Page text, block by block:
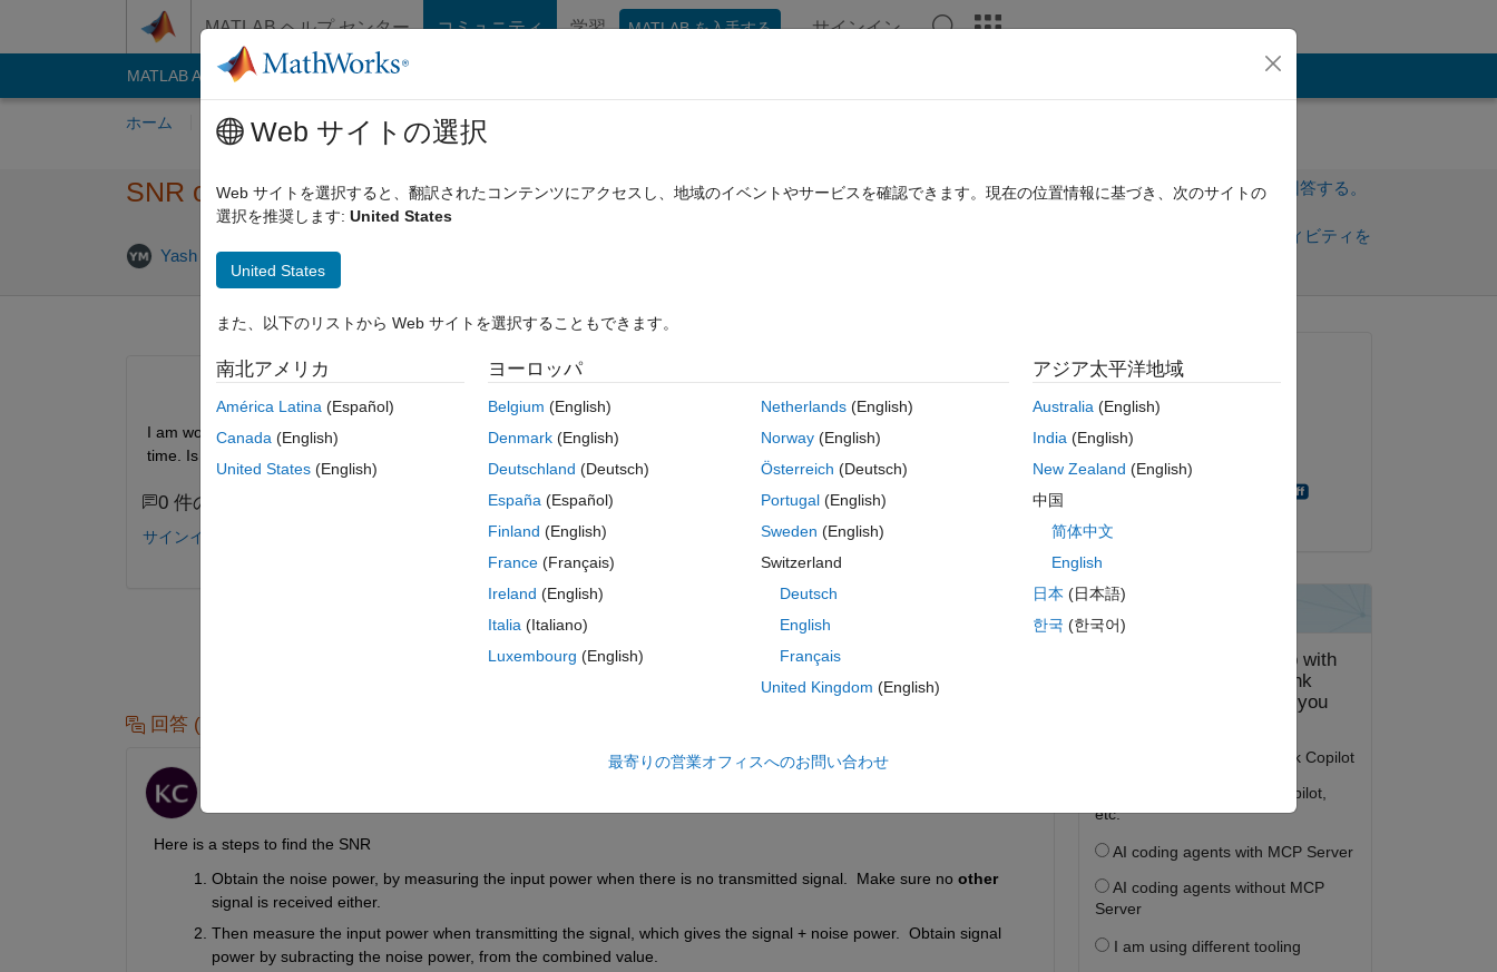
MATLAB ヘルプ センター コミュニティ 学習 MATLAB を入手する サインイン
MATLAB Answers File Exchange
ホーム 質問する 回答 閲覧 MATLAB に関する FAQ
SNR of a USRP in Simulink
Yash Mittal 2022 1 月 13
サインインしてこの質問に回答する。
サインインしてアクティビティを
0 投票
I am working with USRPs to transmit and receive data using Simulink. At the receiving end, I want to obtain the SNR in real-
time. Is it possible to achieve it in Simulink?
0 件のコメント
サインインしてコメントする。
サインインしてこの質問に回答する。
サインインしてアクティビティをフォロー
回答 (1 件)
Here is a steps to find the SNR
Obtain the noise power, by measuring the input power when there is no transmitted signal.  Make sure no other
signal is received either.
Then measure the input power when transmitting the signal, which gives the signal + noise power.  Obtain signal
power by subracting the noise power, from the combined value.
質問済み:
2022 年 1 月 13 日
回答済み:
Web サイトの選択
Web サイトを選択すると、翻訳されたコンテンツにアクセスし、地域のイベントやサービスを確認できます。現在の位置情報に基づき、次のサイトの
選択を推奨します: United States
United States
また、以下のリストから Web サイトを選択することもできます。
南北アメリカ
América Latina (Español)
Canada (English)
United States (English)
ヨーロッパ
Belgium (English)
Denmark (English)
Deutschland (Deutsch)
España (Español)
Finland (English)
France (Français)
Ireland (English)
Italia (Italiano)
Luxembourg (English)
Netherlands(English)
Norway(English)
Österreich (Deutsch)
Portugal(English)
Sweden (English)
Switzerland
Deutsch
English
Français
United Kingdom (English)
アジア太平洋地域
Australia(English)
India(English)
New Zealand (English)
中国
简体中文
English
日本 (日本語)
한국 (한국어)
最寄りの営業オフィスへのお問い合わせ